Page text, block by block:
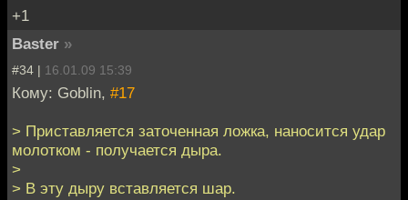
+1
Baster »
#34 | 16.01.09 15:39
Кому: Goblin, #17
> Приставляется заточенная ложка, наносится удар
молотком - получается дыра.
>
> В эту дыру вставляется шар.